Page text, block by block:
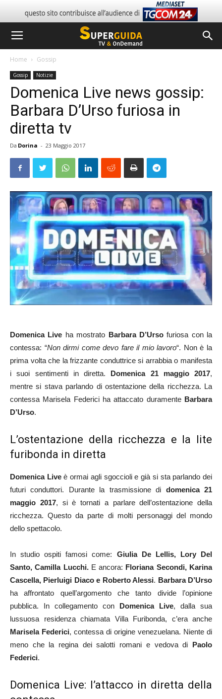
Home Gossip
Gossip Notizie
Domenica Live news gossip:
Barbara D’Urso furiosa in
diretta tv
Da Dorina - 23 Maggio 2017
Domenica Live ha mostrato Barbara D’Ursofuriosa con la
contessa: “Non dirmi come devo fare il mio lavoro“. Non è la
prima volta che la frizzante conduttrice si arrabbia o manifesta
i suoi sentimenti in diretta.
Domenica 21 maggio 2017,
mentre si stava parlando di ostentazione della ricchezza. La
contessa Marisela Federici ha attaccato duramente Barbara
D’Urso.
L’ostentazione della ricchezza e la lite
furibonda in diretta
Domenica Liveè ormai agli sgoccioli e già si sta parlando dei
futuri conduttori. Durante la trasmissione di domenica 21
maggio 2017, si è tornati a parlare dell’ostentazione della
ricchezza. Questo da parte di molti personaggi del mondo
dello spettacolo.
In studio ospiti famosi come: Giulia De Lellis, Lory Del
Santo, Camilla Lucchi. E ancora: Floriana Secondi, Karina
Cascella, Pierluigi Diaco e Roberto Alessi. Barbara D’Urso
ha affrontato quell’argomento che tanto divide l’opinione
pubblica. In collegamento con
Domenica Live, dalla sua
lussuosa residenza chiamata Villa Furibonda, c’era anche
Marisela Federici, contessa di origine venezuelana. Niente di
meno che la regina dei salotti romani e vedova di
Paolo
Federici.
Domenica Live: l’attacco in diretta della